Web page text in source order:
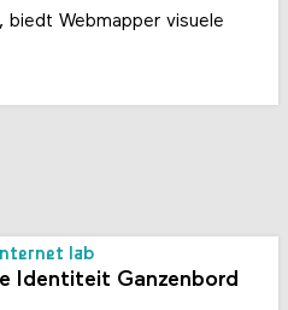
Webmapper visuele
lab
Identiteit Ganzenbord